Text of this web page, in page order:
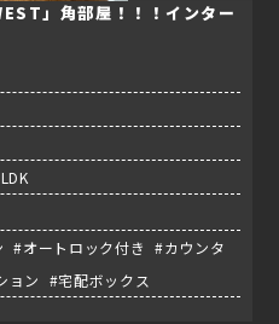
」角部屋！！！インター
#オートロック付き #カウンタ
ョン #宅配ボックス